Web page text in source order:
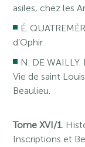
asiles, chez les
É.
d’Ophir.
N. DE
Vie de saint
Beaulieu.
Tome XVI/1.
Inscriptions et